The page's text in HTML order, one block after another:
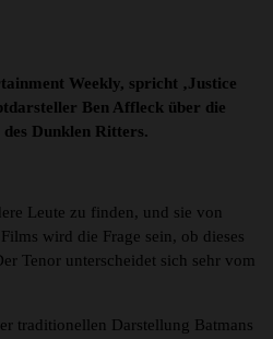
Weekly, spricht ‚Justice
Ben Affleck über die
Dunklen Ritters.
Leute zu finden, und sie von
wird die Frage sein, ob dieses
Tenor unterscheidet sich sehr vom
traditionellen Darstellung Batmans